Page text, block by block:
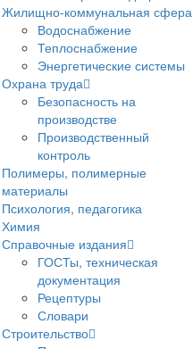
Жилищно-коммунальная сфера
Водоснабжение
Теплоснабжение
Энергетические системы
Охрана труда
Безопасность на
производстве
Производственный
контроль
Полимеры, полимерные
материалы
Психология, педагогика
Химия
Справочные издания
ГОСТы, техническая
документация
Рецептуры
Словари
Строительство